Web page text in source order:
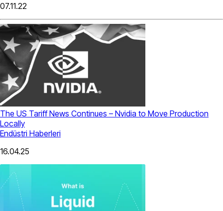
07.11.22
The US Tariff News Continues – Nvidia to Move Production
Locally
Endüstri Haberleri
16.04.25